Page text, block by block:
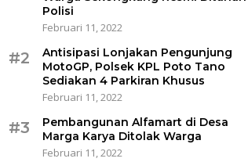
Polisi
Februari 11, 2022
#2
Antisipasi Lonjakan Pengunjung
MotoGP, Polsek KPL Poto Tano
Sediakan 4 Parkiran Khusus
Februari 11, 2022
#3
Pembangunan Alfamart di Desa
Marga Karya Ditolak Warga
Februari 11, 2022